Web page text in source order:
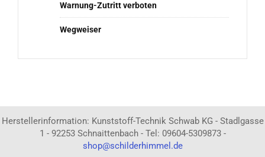
Warnung-Zutritt verboten
Wegweiser
Herstellerinformation: Kunststoff-Technik Schwab KG - Stadlgasse
1 - 92253 Schnaittenbach - Tel: 09604-5309873 -
shop@schilderhimmel.de